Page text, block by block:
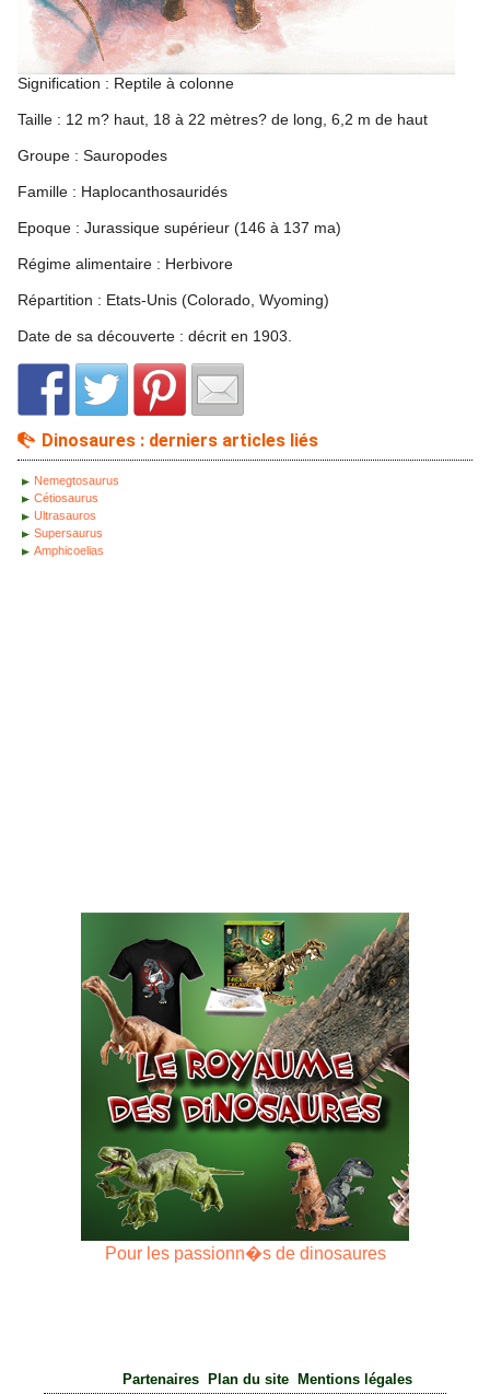
Signification : Reptile à colonne
Taille : 12 m? haut, 18 à 22 mètres? de long, 6,2 m de haut
Groupe : Sauropodes
Famille : Haplocanthosauridés
Epoque : Jurassique supérieur (146 à 137 ma)
Régime alimentaire : Herbivore
Répartition : Etats-Unis (Colorado, Wyoming)
Date de sa découverte : décrit en 1903.
Dinosaures : derniers articles liés
Nemegtosaurus
Cétiosaurus
Ultrasauros
Supersaurus
Amphicoelias
Pour les passionn�s de dinosaures
Partenaires| Plan du site| Mentions légales